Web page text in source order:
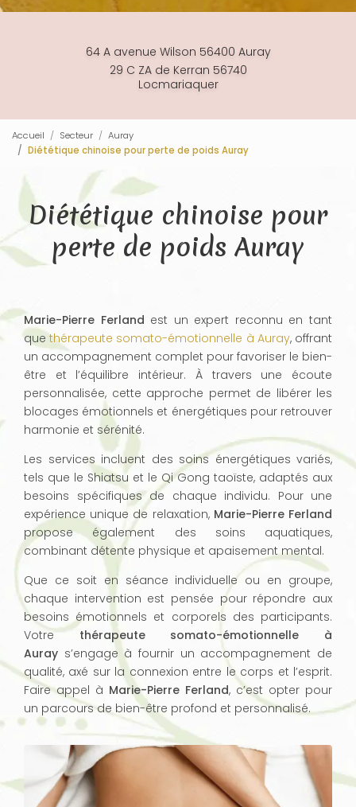
64 A avenue Wilson 56400 Auray
29 C ZA de Kerran 56740
Locmariaquer
Accueil Secteur
Auray
Diététique chinoise pour perte de poids Auray
Diététique chinoise pour
perte de poids Auray
Marie-Pierre Ferland est un expert reconnu en tant
quethérapeute somato-émotionnelle à Auray, offrant
un accompagnement complet pour favoriser le bien-
être et l’équilibre intérieur. À travers une écoute
personnalisée, cette approche permet de libérer les
blocages émotionnels et énergétiques pour retrouver
harmonie et sérénité.
Les services incluent des soins énergétiques variés,
tels que le Shiatsu et le Qi Gong taoïste, adaptés aux
besoins spécifiques de chaque individu. Pour une
expérience unique de relaxation, Marie-Pierre Ferland
propose également des soins aquatiques,
combinant détente physique et apaisement mental.
Que ce soit en séance individuelle ou en groupe,
chaque intervention est pensée pour répondre aux
besoins émotionnels et corporels des participants.
Votre thérapeute somato-émotionnelle à
Auray s’engage à fournir un accompagnement de
qualité, axé sur la connexion entre le corps et l’esprit.
Faire appel à Marie-Pierre Ferland, c’est opter pour
un parcours de bien-être profond et personnalisé.